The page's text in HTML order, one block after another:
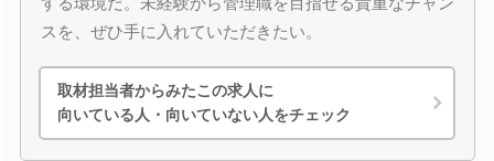
スを、ぜひ手に入れていただきたい。
取材担当者からみたこの求人に
向いている人・向いていない人をチェック